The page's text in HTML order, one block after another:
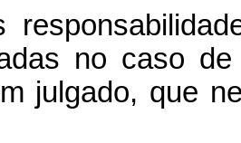
no caso
julgado, que